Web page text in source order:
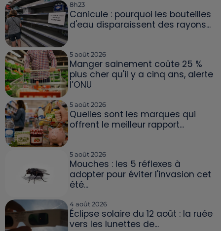
8h23
Canicule : pourquoi les bouteilles
d'eau disparaissent des rayons...
5 août 2026
Manger sainement coûte 25 %
plus cher qu'il y a cinq ans, alerte
l’ONU
5 août 2026
Quelles sont les marques qui
offrent le meilleur rapport...
5 août 2026
Mouches : les 5 réflexes à
adopter pour éviter l'invasion cet
été...
4 août 2026
Éclipse solaire du 12 août : la ruée
vers les lunettes de...